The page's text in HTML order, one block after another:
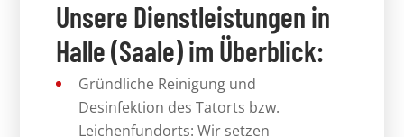
Unsere Dienstleistungen in
Halle (Saale) im Überblick:
Gründliche Reinigung und
Desinfektion des Tatorts bzw.
Leichenfundorts: Wir setzen